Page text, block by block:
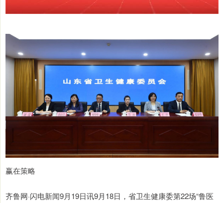
赢在策略
齐鲁网·闪电新闻9月19日讯9月18日，省卫生健康委第22场“鲁医